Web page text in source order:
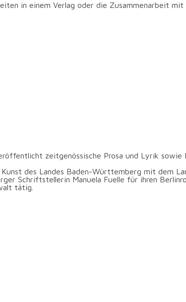
in einem Ver­lag oder die Zusam­men­ar­beit mit
zeit­ge­nös­si­sche Pro­sa und Lyrik
des Lan­des Baden-Württemberg mit dem
Schrift­stel­le­rin Manue­la Fuel­le für ihren
tätig.